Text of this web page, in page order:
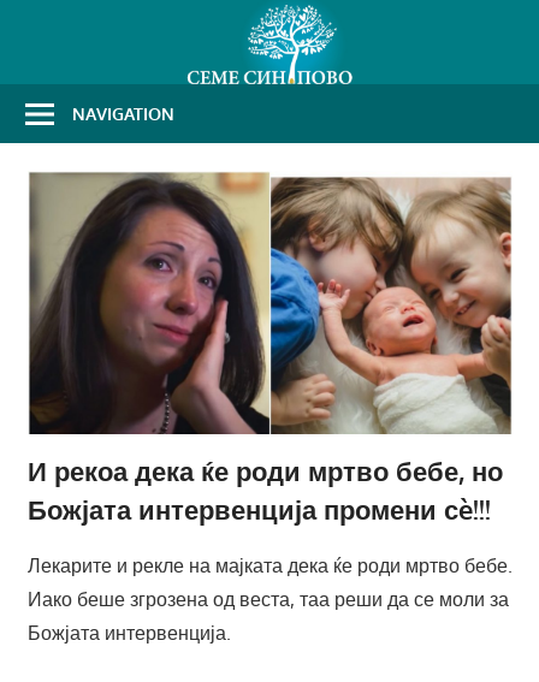
NAVIGATION
И рекоа дека ќе роди мртво бебе, но
Божјата интервенција промени сè!!!
Лекарите и рекле на мајката дека ќе роди мртво бебе.
Иако беше згрозена од веста, таа реши да се моли за
Божјата интервенција.